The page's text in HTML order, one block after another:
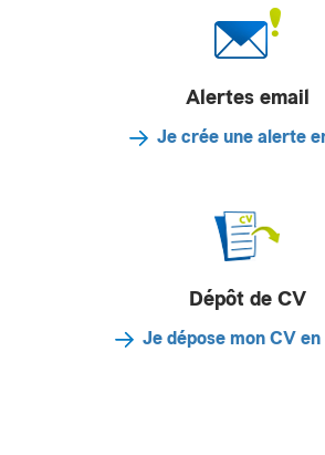
Alertes email
Je crée une alerte
Dépôt de CV
Je dépose mon CV